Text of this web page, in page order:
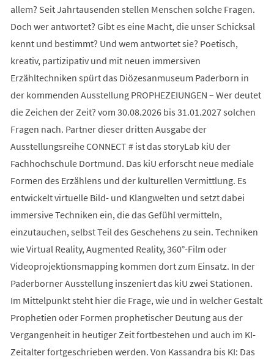
allem? Seit Jahrtausenden stellen Menschen solche Fragen.
Doch wer antwortet? Gibt es eine Macht, die unser Schicksal
kennt und bestimmt? Und wem antwortet sie? Poetisch,
kreativ, partizipativ und mit neuen immersiven
Erzähltechniken spürt das Diözesanmuseum Paderborn in
der kommenden Ausstellung PROPHEZEIUNGEN – Wer deutet
die Zeichen der Zeit? vom 30.08.2026 bis 31.01.2027 solchen
Fragen nach. Partner dieser dritten Ausgabe der
Ausstellungsreihe CONNECT # ist das storyLab kiU der
Fachhochschule Dortmund. Das kiU erforscht neue mediale
Formen des Erzählens und der kulturellen Vermittlung. Es
entwickelt virtuelle Bild- und Klangwelten und setzt dabei
immersive Techniken ein, die das Gefühl vermitteln,
einzutauchen, selbst Teil des Geschehens zu sein. Techniken
wie Virtual Reality, Augmented Reality, 360°-Film oder
Videoprojektionsmapping kommen dort zum Einsatz. In der
Paderborner Ausstellung inszeniert das kiU zwei Stationen.
Im Mittelpunkt steht hier die Frage, wie und in welcher Gestalt
Prophetien oder Formen prophetischer Deutung aus der
Vergangenheit in heutiger Zeit fortbestehen und auch im KI-
Zeitalter fortgeschrieben werden. Von Kassandra bis KI: Das